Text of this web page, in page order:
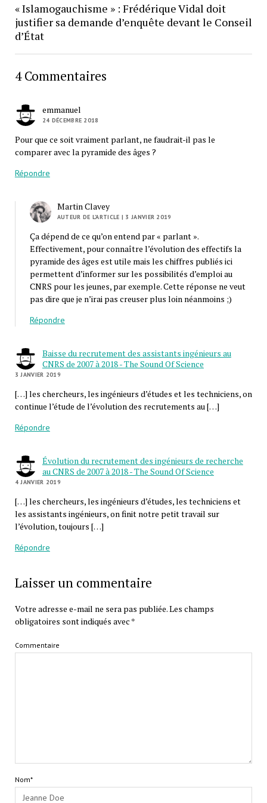
« Islamogauchisme » : Frédérique Vidal doit
justifier sa demande d’enquête devant le Conseil
d’État
4 Commentaires
emmanuel
24 DÉCEMBRE 2018
Pour que ce soit vraiment parlant, ne faudrait-il pas le
comparer avec la pyramide des âges ?
Répondre
Martin Clavey
AUTEUR DE L’ARTICLE | 3 JANVIER 2019
Ça dépend de ce qu’on entend par « parlant ».
Effectivement, pour connaître l’évolution des effectifs la
pyramide des âges est utile mais les chiffres publiés ici
permettent d’informer sur les possibilités d’emploi au
CNRS pour les jeunes, par exemple. Cette réponse ne veut
pas dire que je n’irai pas creuser plus loin néanmoins ;)
Répondre
Baisse du recrutement des assistants ingénieurs au
CNRS de 2007 à 2018 - The Sound Of Science
3 JANVIER 2019
[…] les cher­cheurs, les ingé­nieurs d’études et les tech­ni­ciens, on
conti­nue l’étude de l’évolution des recru­te­ments au […]
Répondre
Évolution du recrutement des ingénieurs de recherche
au CNRS de 2007 à 2018 - The Sound Of Science
4 JANVIER 2019
[…] les cher­cheurs, les ingé­nieurs d’études, les tech­ni­ciens et
les assis­tants ingé­nieurs, on finit notre petit tra­vail sur
l’évolution, tou­jours […]
Répondre
Laisser un commentaire
Votre adresse e-mail ne sera pas publiée.Les champs
obligatoires sont indiqués avec *
Commentaire
Nom*